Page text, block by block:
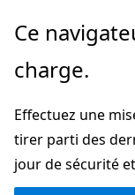
Passer
directement
au
principal
Ce
charge.
Effectuez une
tirer parti des
jour de sécurité